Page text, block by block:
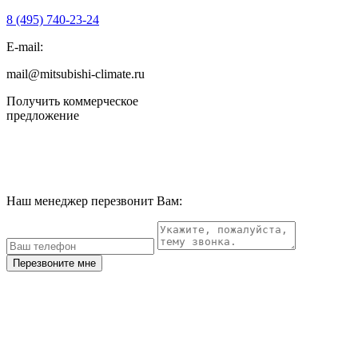
8 (495) 740-23-24
E-mail:
mail@mitsubishi-climate.ru
Получить коммерческое
предложение
Наш менеджер перезвонит Вам:
Перезвоните мне